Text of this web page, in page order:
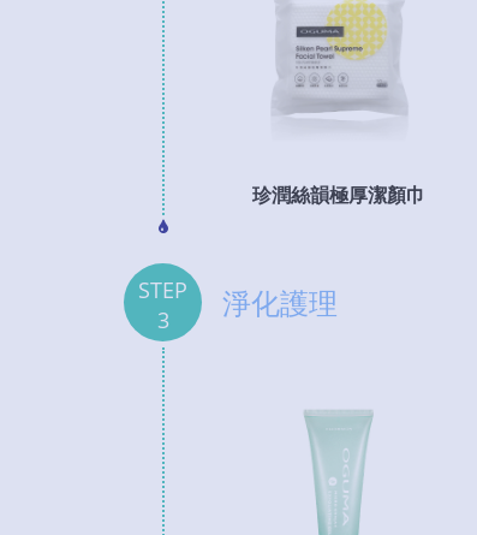
珍潤絲韻極厚潔顏巾
STEP
3
淨化護理